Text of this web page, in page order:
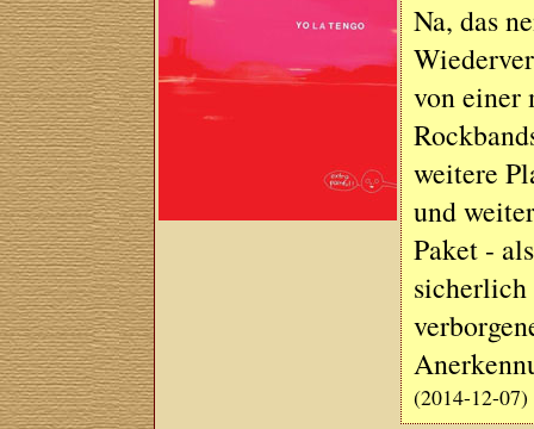
Na, das
von einer
weitere
und
Paket -
sicherlich
(2014-12-07)